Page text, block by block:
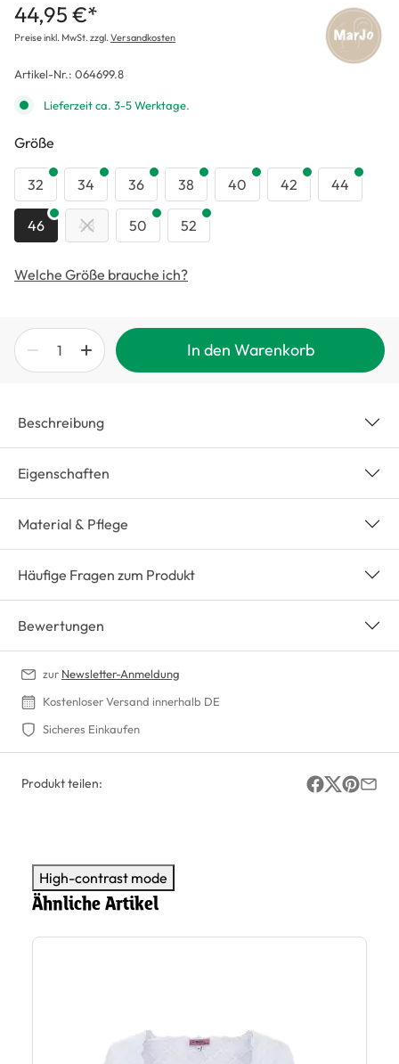
44,95 €*
Preise inkl. MwSt. zzgl.Versandkosten
Artikel-Nr.: 064699.8
Lieferzeit ca. 3-5 Werktage.
Größe
32 34 36 38 40 42 44
46 48 50 52
Welche Größe brauche ich?
In den Warenkorb
Beschreibung
Eigenschaften
Material & Pflege
Häufige Fragen zum Produkt
Bewertungen
zur Newsletter-Anmeldung
Kostenloser Versand innerhalb DE
Sicheres Einkaufen
Produkt teilen:
High-contrast mode
Ähnliche Artikel